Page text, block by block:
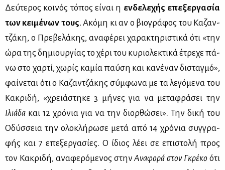
Δεύ­τε­ρος κοι­νός τό­πος εί­ναι η εν­δε­λε­χής επε­ξερ­γα­σία
των κει­μέ­νων τους. Ακό­μη κι αν ο βιο­γρά­φος του Κα­ζαν­
τζά­κη, ο Πρε­βε­λά­κης, ανα­φέ­ρει χα­ρα­κτη­ρι­στι­κά ότι «την
ώρα της δη­μιουρ­γί­ας το χέ­ρι του κυ­ριο­λε­κτι­κά έτρε­χε πά­
νω στο χαρ­τί, χω­ρίς κα­μία παύ­ση και κα­νέ­ναν δι­σταγ­μό»,
φαί­νε­ται ότι ο Κα­ζαν­τζά­κης σύμ­φω­να με τα λε­γό­με­να του
Κα­κρι­δή, «χρειά­στη­κε 3 μή­νες για να με­τα­φρά­σει την
Ιλιά­δα και 12 χρό­νια για να την διορ­θώ­σει». Την δι­κή του
Οδύσ­σεια την ολο­κλή­ρω­σε με­τά από 14 χρό­νια συγ­γρα­
φής και 7 επε­ξερ­γα­σί­ες. Ο ίδιος λέ­ει σε επι­στο­λή προς
τον Κα­κρι­δή, ανα­φε­ρό­με­νος στηνΑνα­φο­ρά στον Γκρέ­κο ότι